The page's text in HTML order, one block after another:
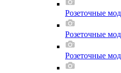
Розеточные
Розеточные
Розеточные